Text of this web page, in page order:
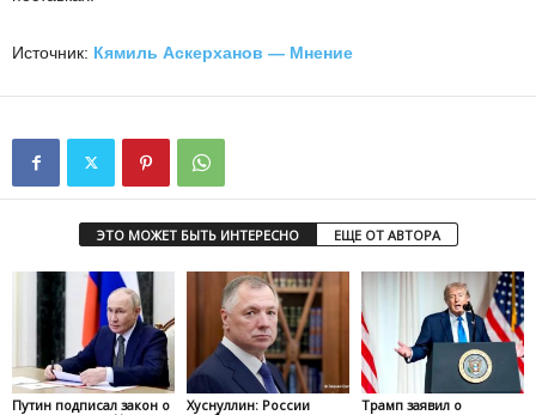
Источник: Кямиль Аскерханов — Мнение
ЭТО МОЖЕТ БЫТЬ ИНТЕРЕСНО ЕЩЕ ОТ АВТОРА
Путин подписал закон о
Хуснуллин: России
Трамп заявил о